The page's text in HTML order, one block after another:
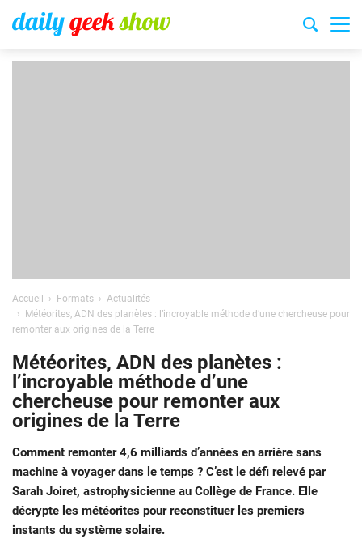
Accueil Formats
Actualités
Météorites, ADN des planètes : l’incroyable méthode d’une chercheuse pour
remonter aux origines de la Terre
Météorites, ADN des planètes :
l’incroyable méthode d’une
chercheuse pour remonter aux
origines de la Terre
Comment remonter 4,6 milliards d’années en arrière sans
machine à voyager dans le temps ? C’est le défi relevé par
Sarah Joiret, astrophysicienne au Collège de France. Elle
décrypte les météorites pour reconstituer les premiers
instants du système solaire.